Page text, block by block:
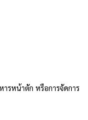
ารหน้าตัก หรือการจัดการ